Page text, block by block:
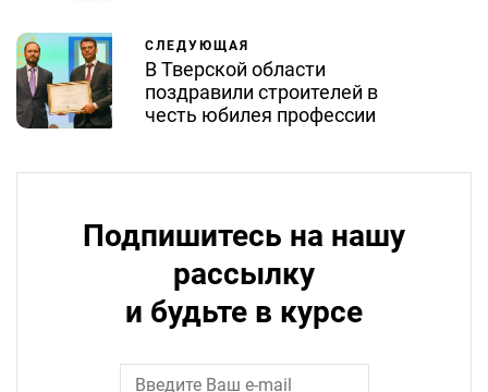
СЛЕДУЮЩАЯ
В Тверской области
поздравили строителей в
честь юбилея профессии
Подпишитесь на нашу
рассылку
и будьте в курсе